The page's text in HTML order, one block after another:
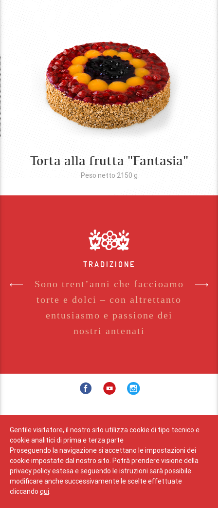
Gentile visitatore, il nostro sito utilizza cookie di tipo tecnico e
cookie analitici di prima e terza parte
Proseguendo la navigazione si accettano le impostazioni dei
cookie impostate dal nostro sito. Potrà prendere visione della
privacy policy estesa e seguendo le istruzioni sarà possibile
modificare anche successivamente le scelte effettuate
cliccando qui.
Torta alla frutta "Fantasia"
Peso netto 2150 g
TRADIZIONE
Sono trent’anni che faccioamo
torte e dolci – con altrettanto
entusiasmo e passione dei
nostri antenati
© 2026 - Stabinger S.r.l.
Via Anderter 11 I - 39030 Sesto (BZ)
Tel. +39 0474 710 352
Fax +39 0474 710 040